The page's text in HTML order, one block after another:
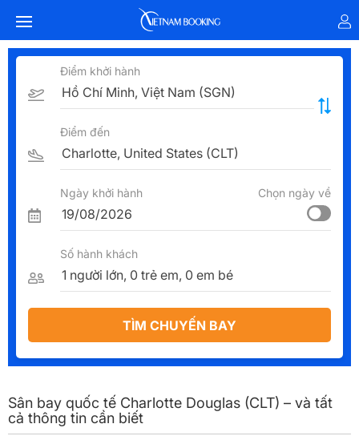
Điểm khởi hành
Điểm đến
Ngày khởi hành Chọn ngày về
Số hành khách
TÌM CHUYẾN BAY
Sân bay quốc tế Charlotte Douglas (CLT) – và tất
cả thông tin cần biết